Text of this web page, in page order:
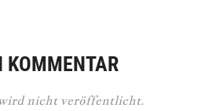
KOMMENTAR
nicht veröffentlicht.